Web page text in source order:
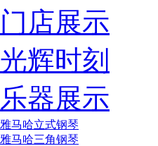
门店展示
光辉时刻
乐器展示
雅马哈立式钢琴
雅马哈三角钢琴